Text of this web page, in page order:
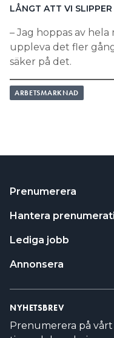
LÅNGT ATT VI SLIPPER
– Jag hoppas av
uppleva det fler
säker på det.
ARBETSMARKNAD
Prenumerera
Hantera
Lediga jobb
Annonsera
NYHETSBREV
Prenumerera på